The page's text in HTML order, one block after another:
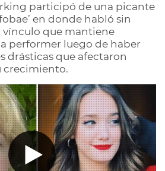
participó de una picante
en donde habló sin
vínculo que mantiene
performer luego de haber
drásticas que afectaron
crecimiento.